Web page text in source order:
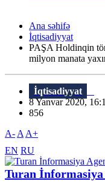
Ana səhifə
İqtisadiyyat
PAŞA Holdinqin
milyon manata
İqtisadiyyat
8 Yanvar 2020,
856
A- A A+
EN RU
Turan